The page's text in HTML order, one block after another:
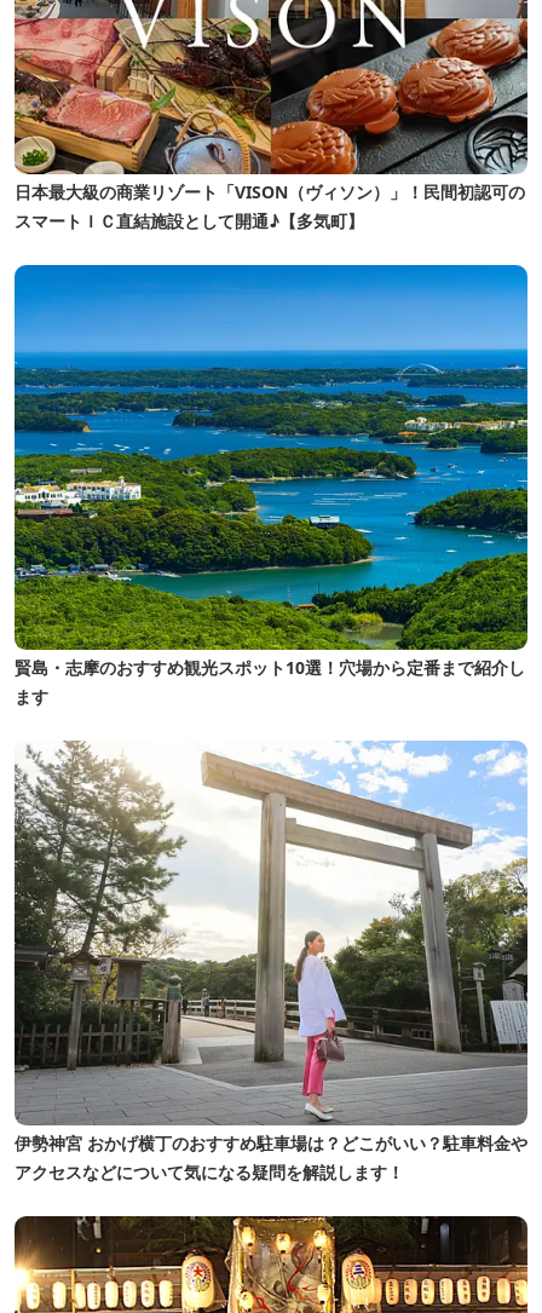
日本最大級の商業リゾート「VISON（ヴィソン）」！民間初認可の
スマートＩＣ直結施設として開通♪【多気町】
賢島・志摩のおすすめ観光スポット10選！穴場から定番まで紹介し
ます
伊勢神宮 おかげ横丁のおすすめ駐車場は？どこがいい？駐車料金や
アクセスなどについて気になる疑問を解説します！